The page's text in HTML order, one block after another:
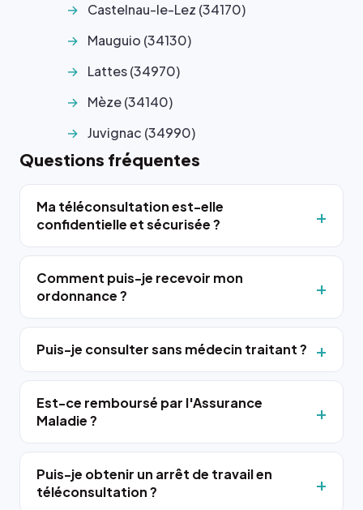
Castelnau-le-Lez (34170)
Mauguio (34130)
Lattes (34970)
Mèze (34140)
Juvignac (34990)
Questions fréquentes
Ma téléconsultation est-elle
confidentielle et sécurisée ?
Comment puis-je recevoir mon
ordonnance ?
Puis-je consulter sans médecin traitant ?
Est-ce remboursé par l'Assurance
Maladie ?
Puis-je obtenir un arrêt de travail en
téléconsultation ?